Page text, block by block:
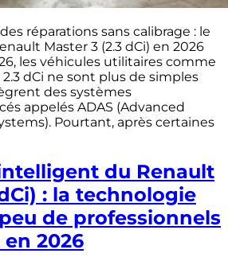
réparations sans calibrage : le
Master 3 (2.3 dCi) en 2026
les véhicules utilitaires comme
dCi ne sont plus de simples
des systèmes
appelés ADAS (Advanced
Pourtant, après certaines
du Renault
: la technologie
de professionnels
2026